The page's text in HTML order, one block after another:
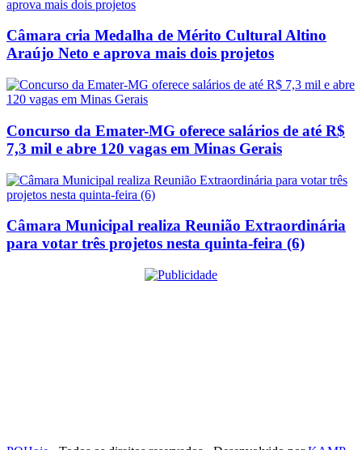
Câmara cria Medalha de Mérito Cultural Altino
Araújo Neto e aprova mais dois projetos
Concurso da Emater-MG oferece salários de até R$
7,3 mil e abre 120 vagas em Minas Gerais
Câmara Municipal realiza Reunião Extraordinária
para votar três projetos nesta quinta-feira (6)